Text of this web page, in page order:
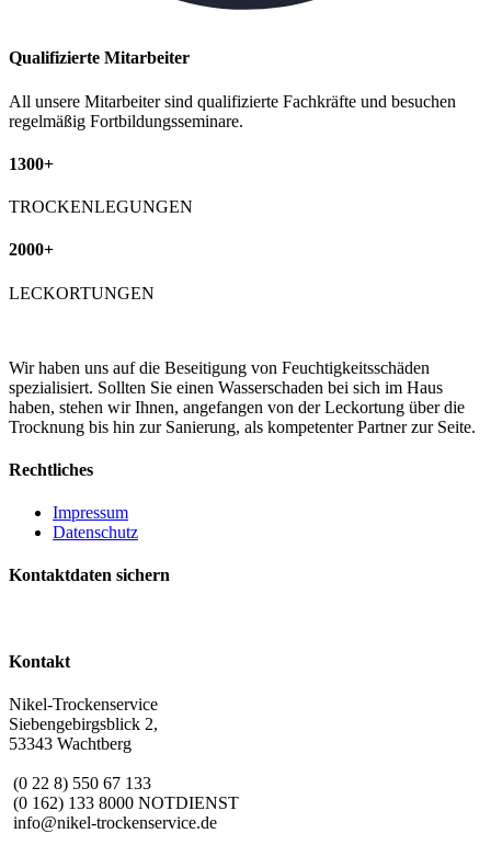
Qualifizierte Mitarbeiter
All unsere Mitarbeiter sind qualifizierte Fachkräfte und besuchen
regelmäßig Fortbildungsseminare.
1300+
TROCKENLEGUNGEN
2000+
LECKORTUNGEN
Wir haben uns auf die Beseitigung von Feuchtigkeitsschäden
spezialisiert. Sollten Sie einen Wasserschaden bei sich im Haus
haben, stehen wir Ihnen, angefangen von der Leckortung über die
Trocknung bis hin zur Sanierung, als kompetenter Partner zur Seite.
Rechtliches
Impressum
Datenschutz
Kontaktdaten sichern
Kontakt
Nikel-Trockenservice
Siebengebirgsblick 2,
53343 Wachtberg
(0 22 8) 550 67 133
(0 162) 133 8000 NOTDIENST
info@nikel-trockenservice.de